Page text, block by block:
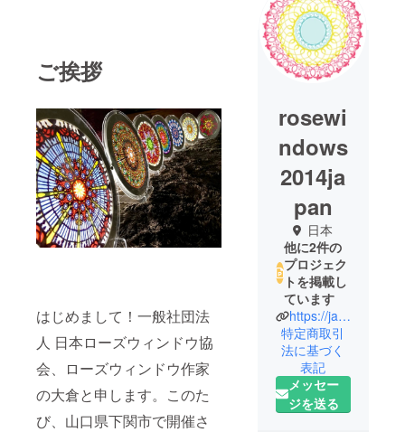
ご挨拶
はじめまして！一般社団法
人 日本ローズウィンドウ協
会、ローズウィンドウ作家
の大倉と申します。このた
び、山口県下関市で開催さ
rosewi
ndows
2014ja
pan
日本
他に2件の
プロジェク
トを掲載し
ています
https://japan-rosewindows-association.com/
特定商取引
法に基づく
表記
メッセー
ジを送る